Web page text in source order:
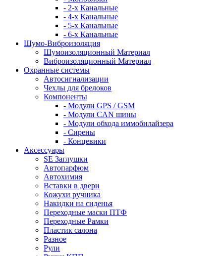
- 2-х Канальные
- 4-х Канальные
- 5-х Канальные
- 6-х Канальные
Шумо-Виброизоляция
Шумоизоляционный Материал
Виброизоляционный Материал
Охранные системы
Автосигнализации
Чехлы для брелоков
Компоненты
- Модули GPS / GSM
- Модули CAN шины
- Модули обхода иммобилайзера
- Сирены
- Концевики
Аксессуары
SE Заглушки
Автопарфюм
Автохимия
Вставки в двери
Кожухи ручника
Накидки на сиденья
Переходные маски ПТФ
Переходные Рамки
Пластик салона
Разное
Рули